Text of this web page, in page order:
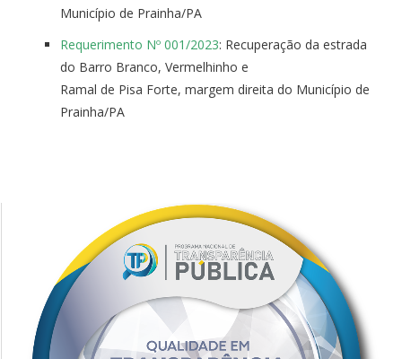
Município de Prainha/PA
Requerimento Nº 001/2023: Recuperação da estrada
do Barro Branco, Vermelhinho e
Ramal de Pisa Forte, margem direita do Município de
Prainha/PA